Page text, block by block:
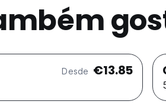
Desde €13.85